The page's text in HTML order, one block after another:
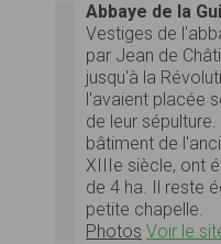
Abbaye de la
Vestiges de
par Jean de
jusqu'à la
l'avaient placée
de leur
bâtiment de
XIIIe siècle, ont
de 4 ha. Il reste
petite chapelle.
Photos Voir le